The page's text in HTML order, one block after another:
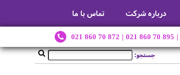
درباره شرکت تماس با ما
021 860 70 872 | 021 860 70 895 |
جستجو: